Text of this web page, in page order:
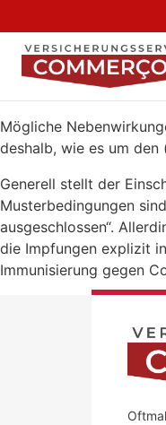
Mögliche
deshalb, wie es um
Generell stellt der
Musterbedingungen
ausgeschlossen“.
die Impfungen explizit
Immunisierung gegen